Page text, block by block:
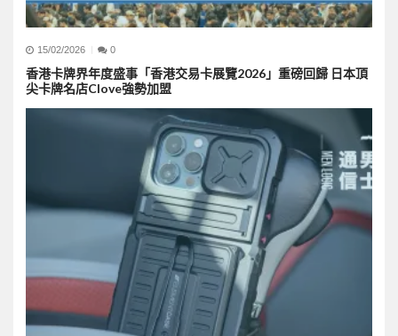
15/02/2026 0
香港卡牌界年度盛事「香港交易卡展覽2026」重磅回歸 日本頂
尖卡牌名店Clove強勢加盟